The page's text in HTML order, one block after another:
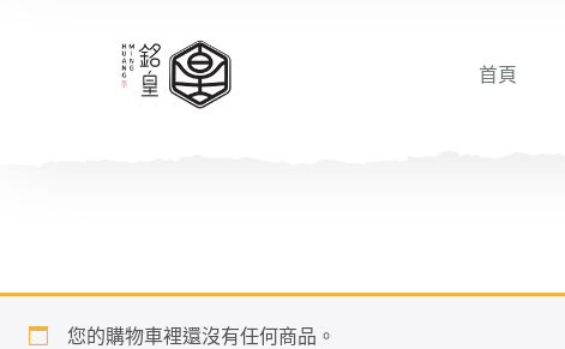
首頁
您的購物車裡還沒有任何商品。